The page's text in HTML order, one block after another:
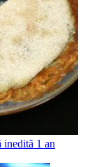
inedită 1 an